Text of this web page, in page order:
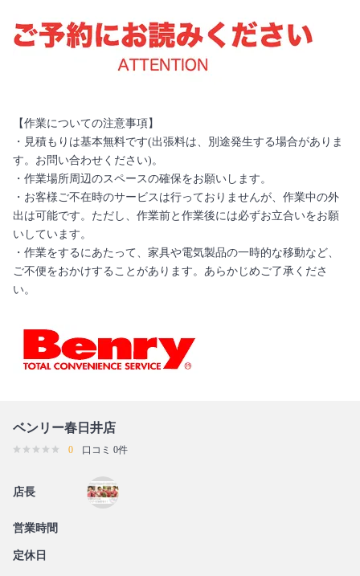
【作業についての注意事項】
・見積もりは基本無料です(出張料は、別途発生する場合がありま
す。お問い合わせください)。
・作業場所周辺のスペースの確保をお願いします。
・お客様ご不在時のサービスは行っておりませんが、作業中の外
出は可能です。ただし、作業前と作業後には必ずお立合いをお願
いしています。
・作業をするにあたって、家具や電気製品の一時的な移動など、
ご不便をおかけすることがあります。あらかじめご了承くださ
い。
ベンリー春日井店
0 口コミ 0件
店長
営業時間
定休日